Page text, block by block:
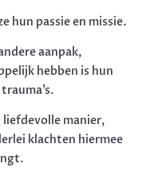
hun passie en missie.
aanpak,
hebben is hun
liefdevolle manier,
klachten hiermee